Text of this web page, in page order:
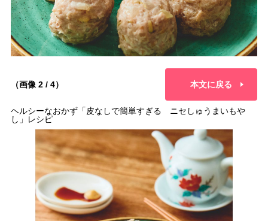
（画像 2 / 4） 本文に戻る
ヘルシーなおかず「皮なしで簡単すぎる ニセしゅうまいもや
し」レシピ